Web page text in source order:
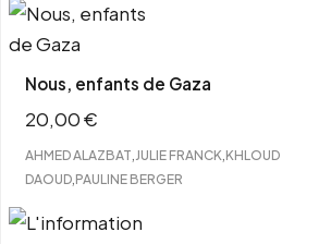
Nous, enfants de Gaza
20,00€
AHMED ALAZBAT JULIE FRANCK KHLOUD
DAOUD PAULINE BERGER